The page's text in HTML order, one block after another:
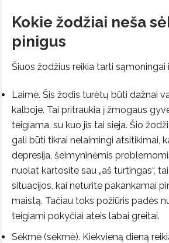
Kokie žodžiai neša
pinigus
Šiuos žodžius reikia tarti sąmoningai
Laimė. Šis žodis turėtų būti dažnai
kalboje. Tai pritraukia į žmogaus
teigiama, su kuo jis tai sieja. Šio
gali būti tikrai nelaimingi atsitikimai,
depresija, šeimyninėmis
nuolat kartosite sau „aš turtingas“,
situacijos, kai neturite pakankamai
maistą. Tačiau toks požiūris padės
teigiami pokyčiai ateis labai greitai.
Sėkmė (sėkmė). Kiekvieną dieną